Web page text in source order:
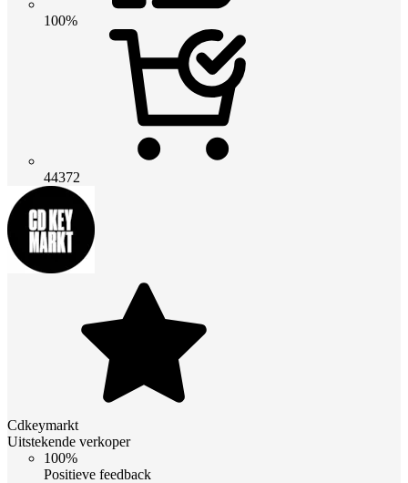
100%
44372
Cdkeymarkt
Uitstekende verkoper
100%
Positieve feedback